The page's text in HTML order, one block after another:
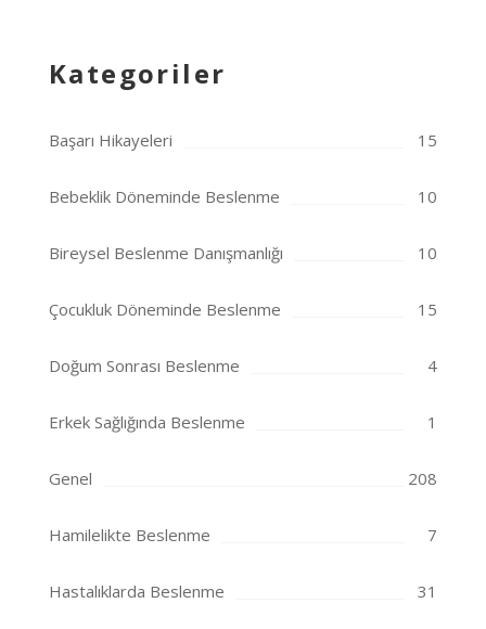
Kategoriler
Başarı Hikayeleri 15
Bebeklik Döneminde Beslenme 10
Bireysel Beslenme Danışmanlığı 10
Çocukluk Döneminde Beslenme 15
Doğum Sonrası Beslenme 4
Erkek Sağlığında Beslenme 1
Genel 208
Hamilelikte Beslenme 7
Hastalıklarda Beslenme 31